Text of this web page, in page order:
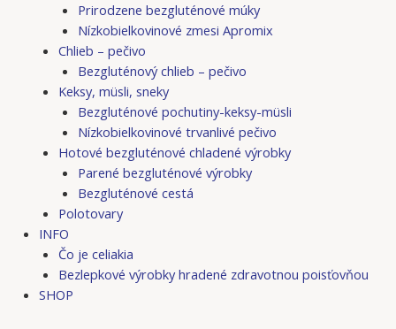
Prirodzene bezgluténové múky
Nízkobielkovinové zmesi Apromix
Chlieb – pečivo
Bezgluténový chlieb – pečivo
Keksy, müsli, sneky
Bezgluténové pochutiny-keksy-müsli
Nízkobielkovinové trvanlivé pečivo
Hotové bezgluténové chladené výrobky
Parené bezgluténové výrobky
Bezgluténové cestá
Polotovary
INFO
Čo je celiakia
Bezlepkové výrobky hradené zdravotnou poisťovňou
SHOP